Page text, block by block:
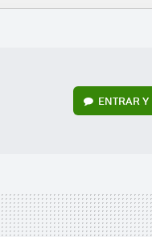
FACEBOOK
TWITTERFLIPBOARD
E-
ENTRAR